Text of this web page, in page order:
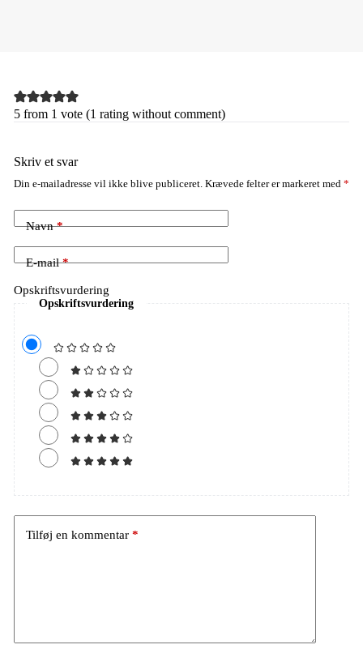
5 from 1 vote (1 rating without comment)
Skriv et svar
Din e-mailadresse vil ikke blive publiceret. Krævede felter er markeret med *
Navn*
E-mail*
Opskriftsvurdering
Opskriftsvurdering
Tilføj en kommentar *